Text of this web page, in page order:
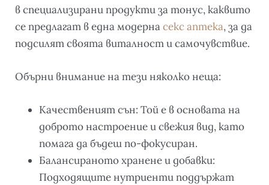
в специализирани продукти за тонус, каквито
се предлагат в една модернасекс аптека, за да
подсилят своята виталност и самочувствие.
Обърни внимание на тези няколко неща:
Качественият сън: Той е в основата на
доброто настроение и свежия вид, като
помага да бъдеш по-фокусиран.
Балансираното хранене и добавки:
Подходящите нутриенти поддържат